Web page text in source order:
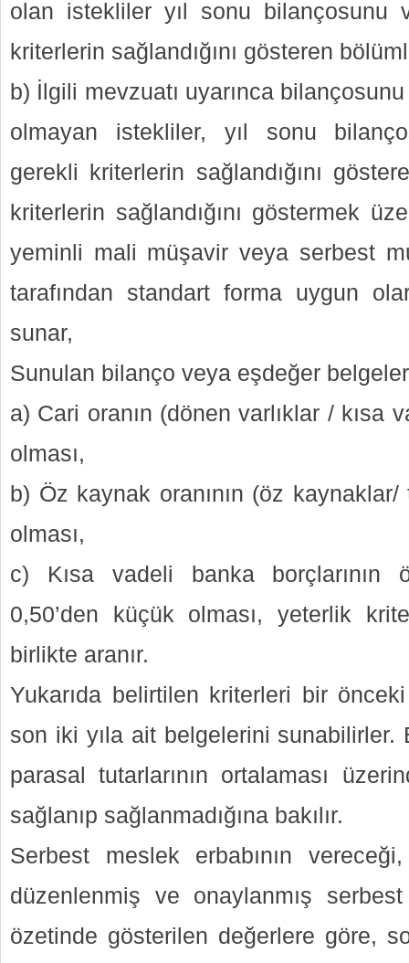
olan istekliler yıl sonu bilançosunu
kriterlerin sağlandığını gösteren
b) İlgili mevzuatı uyarınca
olmayan istekliler, yıl sonu
gerekli kriterlerin sağlandığını
kriterlerin sağlandığını göstermek
yeminli mali müşavir veya serbest
tarafından standart forma uygun
sunar,
Sunulan bilanço veya eşdeğer
a) Cari oranın (dönen varlıklar / kısa
olması,
b) Öz kaynak oranının (öz
olması,
c) Kısa vadeli banka borçlarının
0,50’den küçük olması, yeterlik
birlikte aranır.
Yukarıda belirtilen kriterleri bir
son iki yıla ait belgelerini sunabilirler.
parasal tutarlarının ortalaması
sağlanıp sağlanmadığına bakılır.
Serbest meslek erbabının
düzenlenmiş ve onaylanmış
özetinde gösterilen değerlere göre,